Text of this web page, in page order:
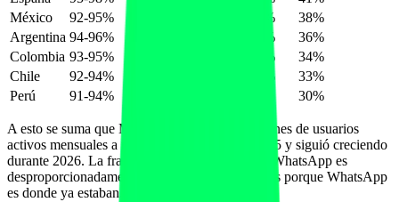
México
92-95% 84%
38%
Argentina 94-96% 86%
36%
Colombia 93-95% 82%
34%
Chile
92-94% 81%
33%
Perú
91-94% 30%
A esto se suma que Meta AI llegó a 1.000 millones de usuarios
activos mensuales a nivel global en abril de 2025 y siguió creciendo
durante 2026. La fracción que la usa dentro de WhatsApp es
desproporcionadamente alta en hispanohablantes porque WhatsApp
es donde ya estaban.